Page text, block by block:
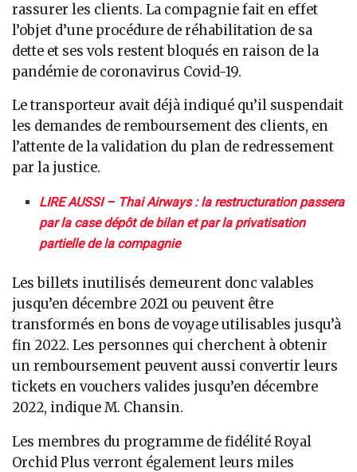
rassurer les clients. La compagnie fait en effet
l’objet d’une procédure de réhabilitation de sa
dette et ses vols restent bloqués en raison de la
pandémie de coronavirus Covid-19.
Le transporteur avait déjà indiqué qu’il suspendait
les demandes de remboursement des clients, en
l’attente de la validation du plan de redressement
par la justice.
LIRE AUSSI – Thai Airways : la restructuration passera
par la case dépôt de bilan et par la privatisation
partielle de la compagnie
Les billets inutilisés demeurent donc valables
jusqu’en décembre 2021 ou peuvent être
transformés en bons de voyage utilisables jusqu’à
fin 2022. Les personnes qui cherchent à obtenir
un remboursement peuvent aussi convertir leurs
tickets en vouchers valides jusqu’en décembre
2022, indique M. Chansin.
Les membres du programme de fidélité Royal
Orchid Plus verront également leurs miles